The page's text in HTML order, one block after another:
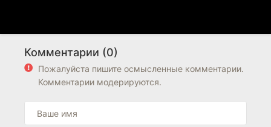
Комментарии (0)
Пожалуйста пишите осмысленные комментарии.
Комментарии модерируются.